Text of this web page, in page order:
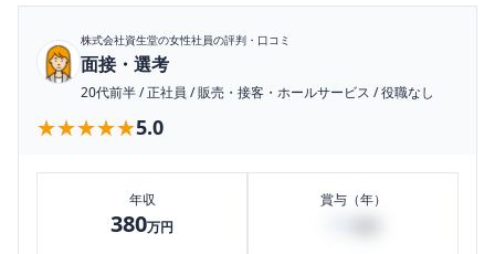
株式会社資生堂の女性社員の評判・口コミ
面接・選考
20代前半/正社員 /販売・接客・ホールサービス /役職なし
★★★★★
★★★★★5.0
年収
380万円
賞与（年）